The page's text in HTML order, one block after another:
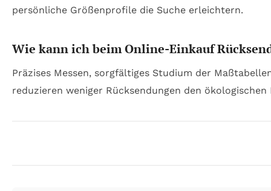
persönliche Größenprofile die Suche erleichtern.
Wie kann ich beim Online-Einkauf
Präzises Messen, sorgfältiges Studium der
reduzieren weniger Rücksendungen den